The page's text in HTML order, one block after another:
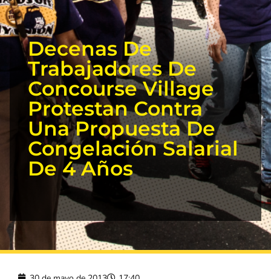
Decenas De
Trabajadores De
Concourse Village
Protestan Contra
Una Propuesta De
Congelación Salarial
De 4 Años